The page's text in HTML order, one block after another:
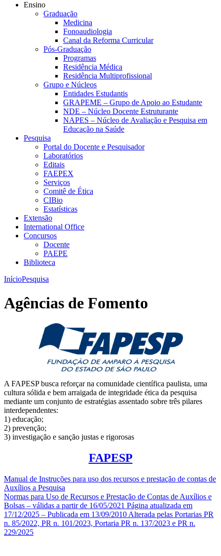
Ensino
Graduação
Medicina
Fonoaudiologia
Canal da Reforma Curricular
Pós-Graduação
Programas
Residência Médica
Residência Multiprofissional
Grupo e Núcleos
Entidades Estudantis
GRAPEME – Grupo de Apoio ao Estudante
NDE – Núcleo Docente Estruturante
NAPES – Núcleo de Avaliação e Pesquisa em
Educação na Saúde
Pesquisa
Portal do Docente e Pesquisador
Laboratórios
Editais
FAEPEX
Serviços
Comitê de Ética
CIBio
Estatísticas
Extensão
International Office
Concursos
Docente
PAEPE
Biblioteca
InícioPesquisa
Agências de Fomento
A FAPESP busca reforçar na comunidade científica paulista, uma
cultura sólida e bem arraigada de integridade ética da pesquisa
mediante um conjunto de estratégias assentado sobre três pilares
interdependentes:
1) educação;
2) prevenção;
3) investigação e sanção justas e rigorosas
FAPESP
Manual de Instruções para uso dos recursos e prestação de contas de
Auxílios a Pesquisa
Normas para Uso de Recursos e Prestação de Contas de Auxílios e
Bolsas – válidas a partir de 16/05/2021 Página atualizada em
17/12/2025 – Publicada em 13/09/2010 Alterada pelas Portarias PR
n. 85/2022, PR n. 101/2023, Portaria PR n. 137/2023 e PR n.
229/2025